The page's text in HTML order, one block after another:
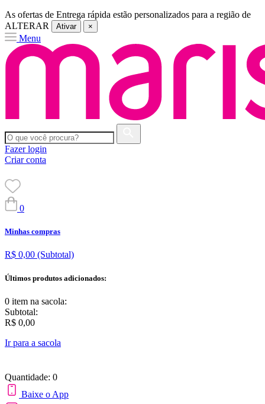
As ofertas de Entrega rápida estão personalizados para a região de
ALTERAR
Ativar ×
Menu
Fazer login
Criar conta
0
Minhas compras
R$ 0,00 (Subtotal)
Últimos produtos adicionados:
0 item na sacola:
Subtotal:
R$ 0,00
Ir para a sacola
Quantidade: 0
Baixe o App